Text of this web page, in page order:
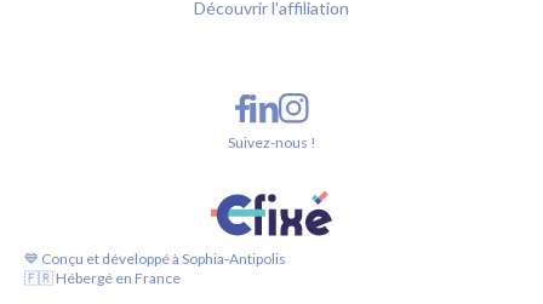
Découvrir l'affiliation
💙 Conçu et développé à Sophia-Antipolis
🇫🇷 Hébergé en France
Suivez-nous !